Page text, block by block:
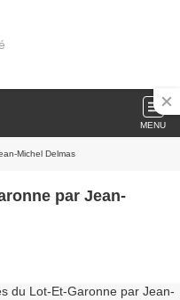
MENU
Michel Delmas
par Jean-